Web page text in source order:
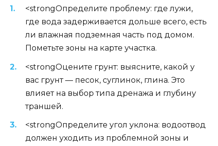
<strongОпределите проблему: где лужи,
где вода задерживается дольше всего, есть
ли влажная подземная часть под домом.
Пометьте зоны на карте участка.
<strongОцените грунт: выясните, какой у
вас грунт — песок, суглинок, глина. Это
влияет на выбор типа дренажа и глубину
траншей.
<strongОпределите угол уклона: водоотвод
должен уходить из проблемной зоны и